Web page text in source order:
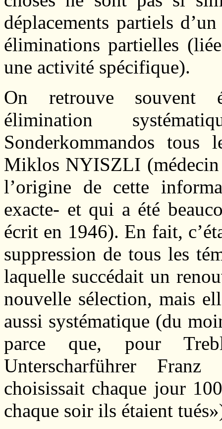
déplacements partiels
éliminations partielles
une activité spécifique).
On retrouve souvent
élimination
Sonderkommandos
Miklos NYISZLI
l’origine de cette
exacte- et qui a été
écrit en 1946). En fait,
suppression de tous les
laquelle succédait un
nouvelle sélection, mais
aussi systématique (du
parce que, pour
Unterscharführer
choisissait chaque jour
chaque soir ils étaient